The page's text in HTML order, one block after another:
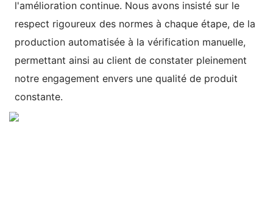
l'amélioration continue. Nous avons insisté sur le
respect rigoureux des normes à chaque étape, de la
production automatisée à la vérification manuelle,
permettant ainsi au client de constater pleinement
notre engagement envers une qualité de produit
constante.